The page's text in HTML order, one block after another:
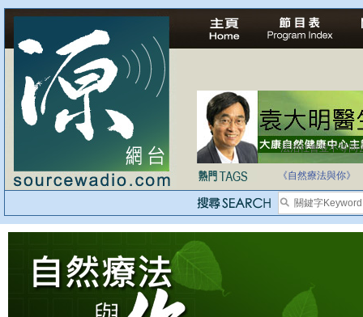
法治社會並不等同
《自然療法與你》